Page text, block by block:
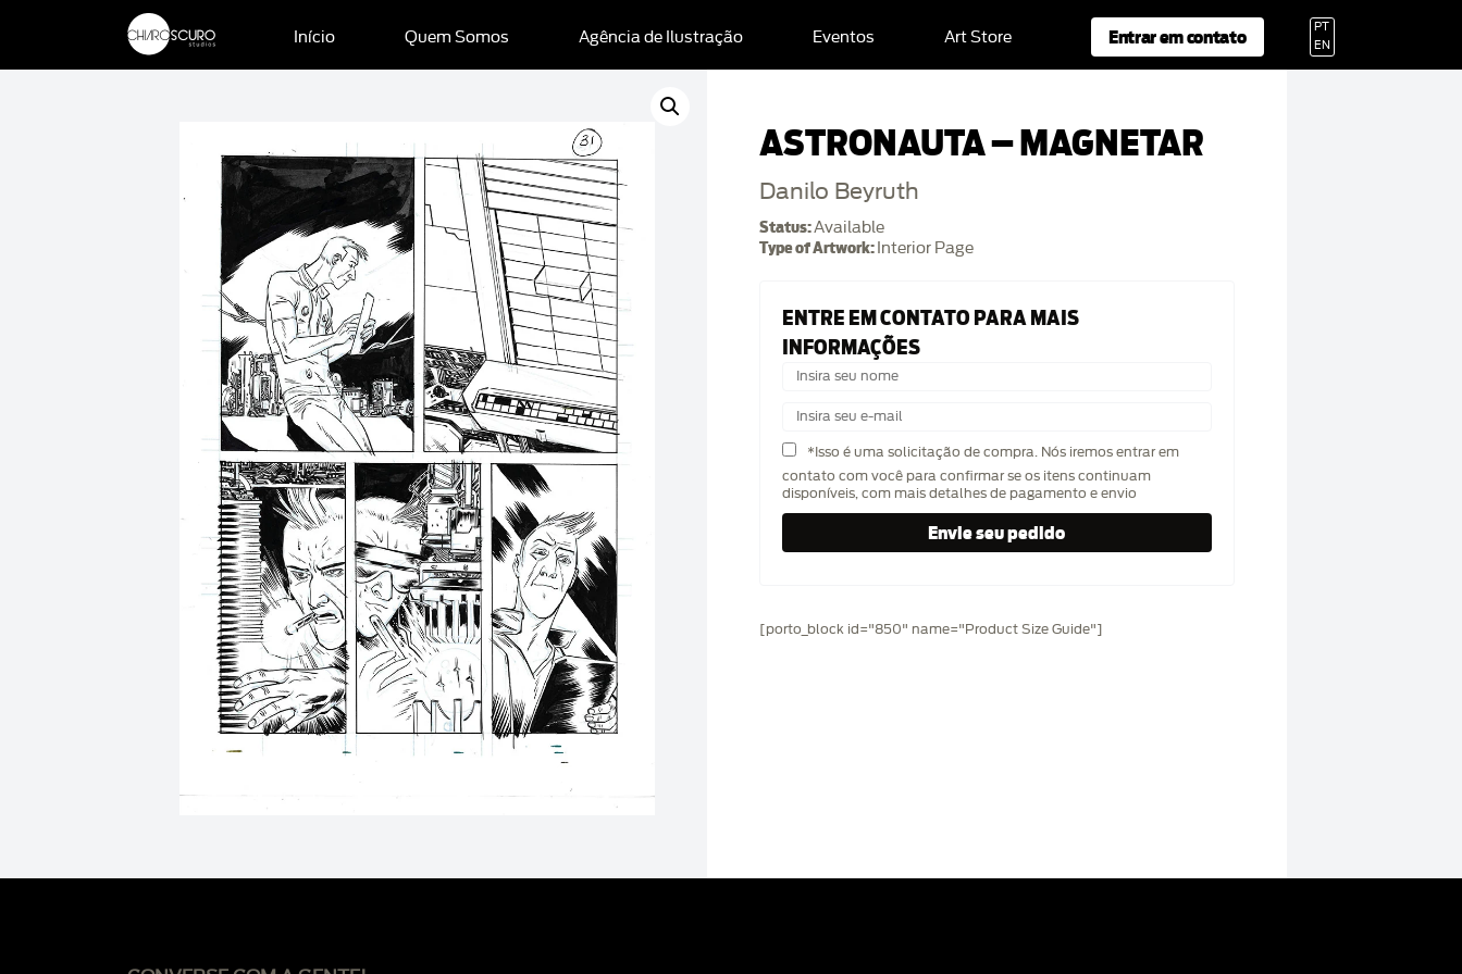
Início Quem Somos Agência de Ilustração Eventos Art Store Entrar em contato
PT
EN
ASTRONAUTA – MAGNETAR
Danilo Beyruth
Status:Available
Type of Artwork: Interior Page
ENTRE EM CONTATO PARA MAIS
INFORMAÇÕES
*Isso é uma solicitação de compra. Nós iremos entrar em
contato com você para confirmar se os itens continuam
disponíveis, com mais detalhes de pagamento e envio
[porto_block id="850" name="Product Size Guide"]